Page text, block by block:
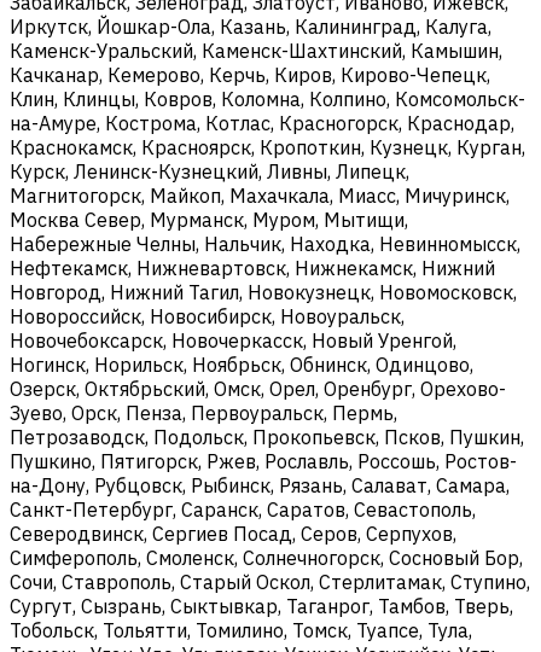
Иркутск, Йошкар-Ола, Казань, Калининград, Калуга,
Каменск-Уральский, Каменск-Шахтинский, Камышин,
Качканар, Кемерово, Керчь, Киров, Кирово-Чепецк,
Клин, Клинцы, Ковров, Коломна, Колпино, Комсомольск-
на-Амуре, Кострома, Котлас, Красногорск, Краснодар,
Краснокамск, Красноярск, Кропоткин, Кузнецк, Курган,
Курск, Ленинск-Кузнецкий, Ливны, Липецк,
Магнитогорск, Майкоп, Махачкала, Миасс, Мичуринск,
Москва Север, Мурманск, Муром, Мытищи,
Набережные Челны, Нальчик, Находка, Невинномысск,
Нефтекамск, Нижневартовск, Нижнекамск, Нижний
Новгород, Нижний Тагил, Новокузнецк, Новомосковск,
Новороссийск, Новосибирск, Новоуральск,
Новочебоксарск, Новочеркасск, Новый Уренгой,
Ногинск, Норильск, Ноябрьск, Обнинск, Одинцово,
Озерск, Октябрьский, Омск, Орел, Оренбург, Орехово-
Зуево, Орск, Пенза, Первоуральск, Пермь,
Петрозаводск, Подольск, Прокопьевск, Псков, Пушкин,
Пушкино, Пятигорск, Ржев, Рославль, Россошь, Ростов-
на-Дону, Рубцовск, Рыбинск, Рязань, Салават, Самара,
Санкт-Петербург, Саранск, Саратов, Севастополь,
Северодвинск, Сергиев Посад, Серов, Серпухов,
Симферополь, Смоленск, Солнечногорск, Сосновый Бор,
Сочи, Ставрополь, Старый Оскол, Стерлитамак, Ступино,
Сургут, Сызрань, Сыктывкар, Таганрог, Тамбов, Тверь,
Тобольск, Тольятти, Томилино, Томск, Туапсе, Тула,